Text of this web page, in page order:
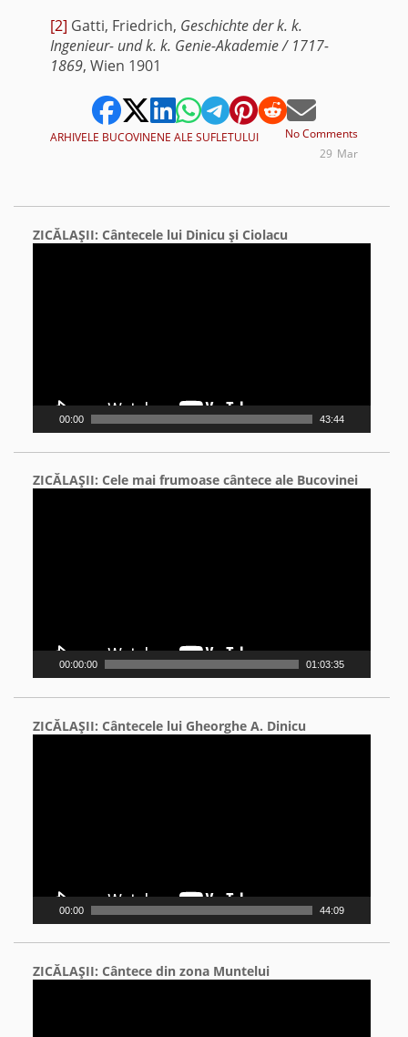
[2] Gatti, Friedrich, Geschichte der k. k.
Ingenieur- und k. k. Genie-Akademie / 1717-
1869, Wien 1901
ARHIVELE BUCOVINENE ALE SUFLETULUI
No Comments
Mar
29
ZICĂLAŞII: Cântecele lui Dinicu şi Ciolacu
00:00 43:44
ZICĂLAŞII: Cele mai frumoase cântece ale Bucovinei
00:00:00 01:03:35
ZICĂLAŞII: Cântecele lui Gheorghe A. Dinicu
00:00 44:09
ZICĂLAŞII: Cântece din zona Muntelui